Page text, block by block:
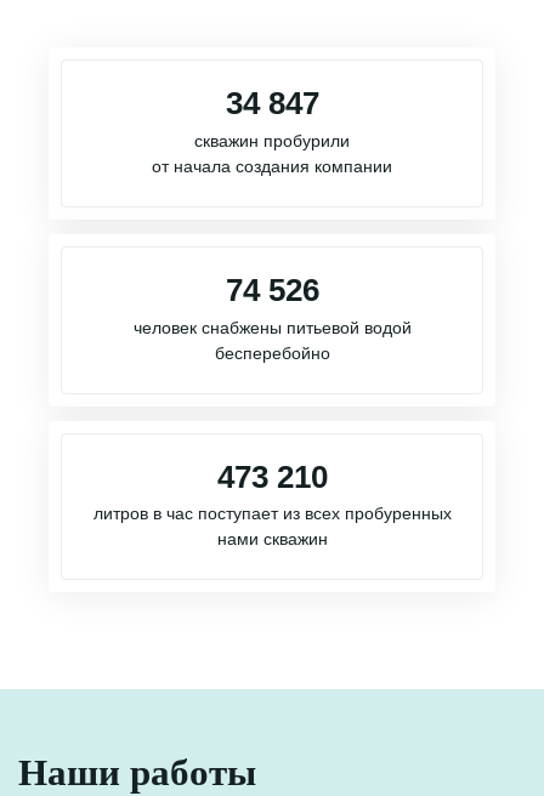
34 847
скважин пробурили
от начала создания компании
74 526
человек снабжены питьевой водой
бесперебойно
473 210
литров в час поступает из всех пробуренных
нами скважин
Наши работы